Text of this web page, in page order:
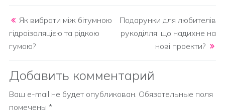
Як вибрати між бітумною
гідроізоляцією та рідкою
гумою?
Подарунки для любителів
рукоділля: що надихне на
нові проекти?
Добавить комментарий
Ваш e-mail не будет опубликован. Обязательные поля
помечены *